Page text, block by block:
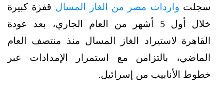
سجلت واردات مصر من الغاز المسال قفزة كبيرة
خلال أول 5 أشهر من العام الجاري، بعد عودة
القاهرة لاستيراد الغاز المسال منذ منتصف العام
الماضي، بالتزامن مع استمرار الإمدادات عبر
خطوط الأنابيب من إسرائيل.